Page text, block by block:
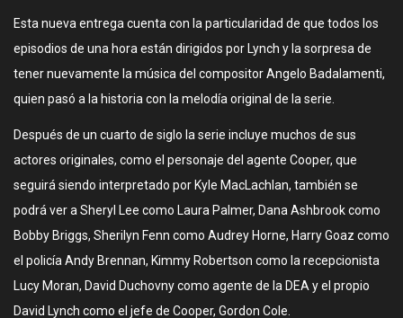
Esta nueva entrega cuenta con la particularidad de que todos los
episodios de una hora están dirigidos por Lynch y la sorpresa de
tener nuevamente la música del compositor Angelo Badalamenti,
quien pasó a la historia con la melodía original de la serie.
Después de un cuarto de siglo la serie incluye muchos de sus
actores originales, como el personaje del agente Cooper, que
seguirá siendo interpretado por Kyle MacLachlan, también se
podrá ver a Sheryl Lee como Laura Palmer, Dana Ashbrook como
Bobby Briggs, Sherilyn Fenn como Audrey Horne, Harry Goaz como
el policía Andy Brennan, Kimmy Robertson como la recepcionista
Lucy Moran, David Duchovny como agente de la DEA y el propio
David Lynch como el jefe de Cooper, Gordon Cole.